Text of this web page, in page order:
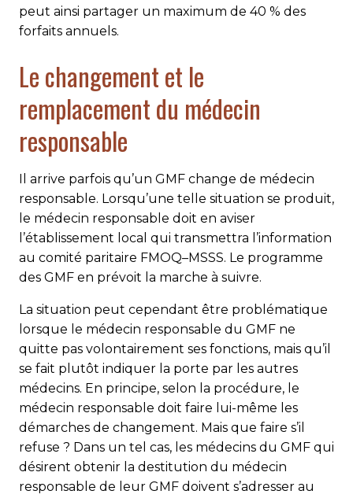
peut ainsi partager un maximum de 40 % des
forfaits annuels.
Le changement et le
remplacement du médecin
responsable
Il arrive parfois qu’un GMF change de médecin
responsable. Lorsqu’une telle situation se produit,
le médecin responsable doit en aviser
l’établissement local qui transmettra l’information
au comité paritaire FMOQ–MSSS. Le programme
des GMF en prévoit la marche à suivre.
La situation peut cependant être problématique
lorsque le médecin responsable du GMF ne
quitte pas volontairement ses fonctions, mais qu’il
se fait plutôt indiquer la porte par les autres
médecins. En principe, selon la procédure, le
médecin responsable doit faire lui-même les
démarches de changement. Mais que faire s’il
refuse ? Dans un tel cas, les médecins du GMF qui
désirent obtenir la destitution du médecin
responsable de leur GMF doivent s’adresser au